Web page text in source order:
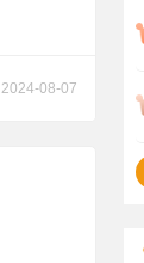
2024-08-07